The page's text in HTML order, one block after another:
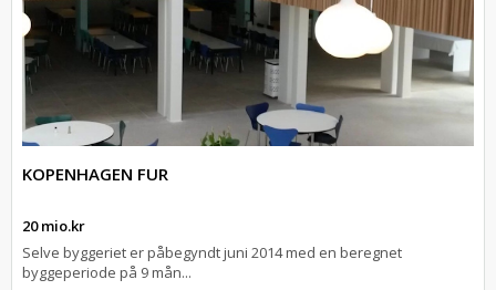
KOPENHAGEN FUR
20 mio.kr
Selve byggeriet er påbegyndt juni 2014 med en beregnet
byggeperiode på 9 mån...